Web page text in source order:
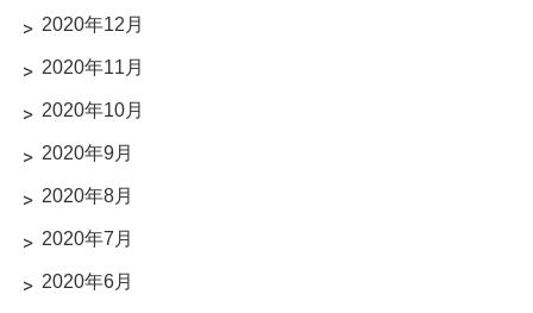
2020年12月
2020年11月
2020年10月
2020年9月
2020年8月
2020年7月
2020年6月